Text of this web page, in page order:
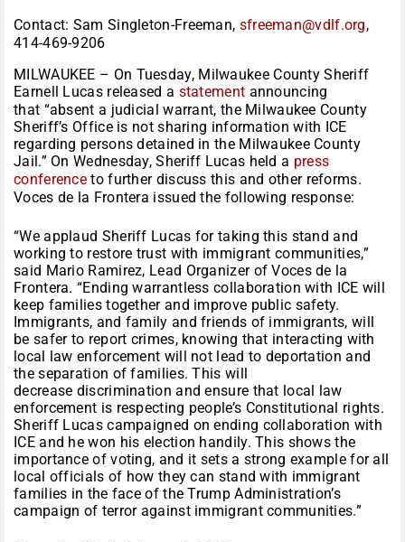
Contact: Sam Singleton-Freeman, sfreeman@vdlf.org,
414-469-9206
MILWAUKEE – On Tuesday, Milwaukee County Sheriff
Earnell Lucas released a statement announcing
that “absent a judicial warrant, the Milwaukee County
Sheriff’s Office is not sharing information with ICE
regarding persons detained in the Milwaukee County
Jail.” On Wednesday, Sheriff Lucas held a press
conference to further discuss this and other reforms.
Voces de la Frontera issued the following response:
“We applaud Sheriff Lucas for taking this stand and
working to restore trust with immigrant communities,”
said Mario Ramirez, Lead Organizer of Voces de la
Frontera. “Ending warrantless collaboration with ICE will
keep families together and improve public safety.
Immigrants, and family and friends of immigrants, will
be safer to report crimes, knowing that interacting with
local law enforcement will not lead to deportation and
the separation of families. This will
decrease discrimination and ensure that local law
enforcement is respecting people’s Constitutional rights.
Sheriff Lucas campaigned on ending collaboration with
ICE and he won his election handily. This shows the
importance of voting, and it sets a strong example for all
local officials of how they can stand with immigrant
families in the face of the Trump Administration’s
campaign of terror against immigrant communities.”